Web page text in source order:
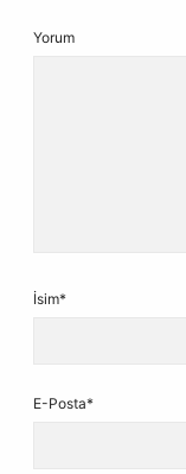
Yorum
İsim*
E-Posta*